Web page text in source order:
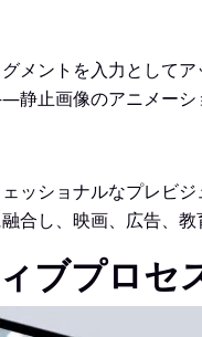
メントを入力として
止画像のアニメーシ
ッショナルなプレビ
し、映画、広告、教
ブプロセ